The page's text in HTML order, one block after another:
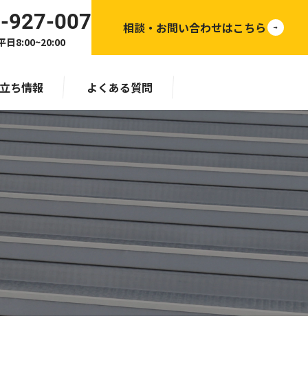
927-007
日8:00~20:00
相談・お問い合わせはこちら
ち情報 よくある質問